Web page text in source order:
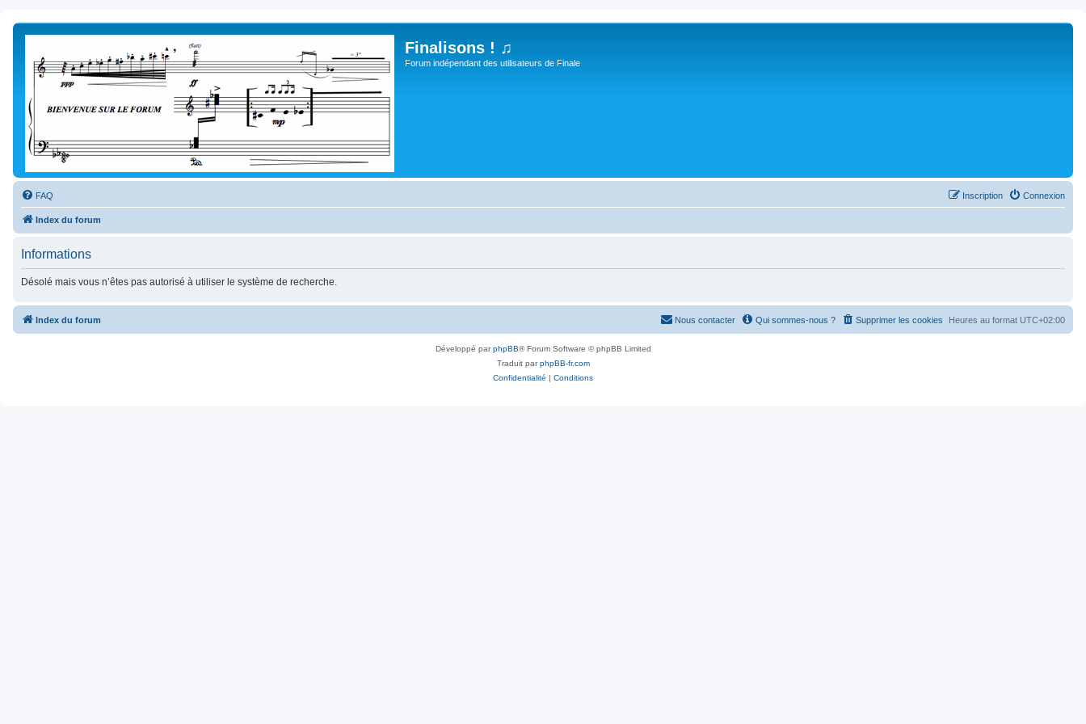
Finalisons ! ♫
Forum indépendant des utilisateurs de Finale
FAQ Connexion
Inscription
Index du forum
Informations
Désolé mais vous n’êtes pas autorisé à utiliser le système de recherche.
Index du forum Heures au format UTC+02:00
Supprimer les cookies
Qui sommes-nous ?
Nous contacter
Développé parphpBB® Forum Software © phpBB Limited
Traduit parphpBB-fr.com
Confidentialité | Conditions